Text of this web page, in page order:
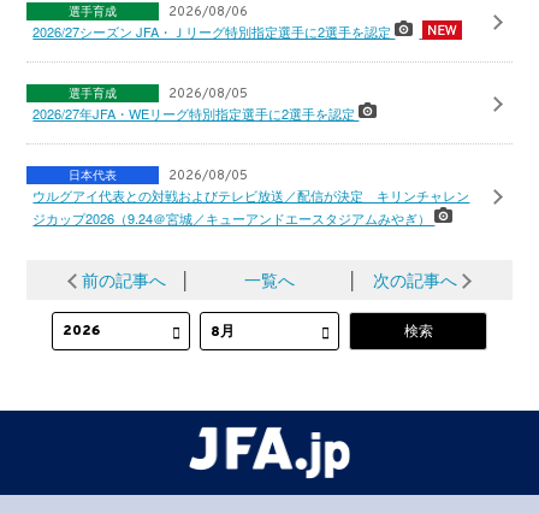
選手育成 2026/08/06
2026/27シーズン JFA・Ｊリーグ特別指定選手に2選手を認定
選手育成 2026/08/05
2026/27年JFA・WEリーグ特別指定選手に2選手を認定
日本代表 2026/08/05
ウルグアイ代表との対戦およびテレビ放送／配信が決定 キリンチャレン
ジカップ2026（9.24＠宮城／キューアンドエースタジアムみやぎ）
前の記事へ 一覧へ 次の記事へ